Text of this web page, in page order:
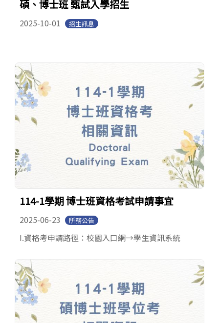
碩、博士班 甄試入學招生
2025-10-01 招生訊息
114-1學期 博士班資格考試申請事宜
2025-06-23 所務公告
I.資格考申請路徑：校園入口網→學生資訊系統